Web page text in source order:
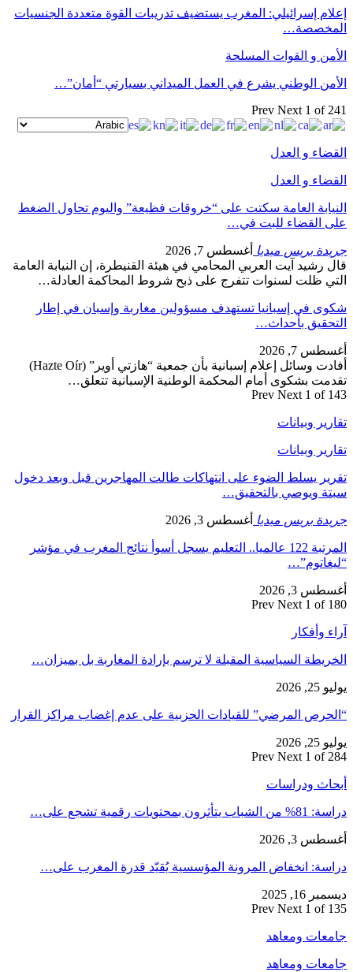
إعلام إسرائيلي: المغرب يستضيف تدريبات القوة متعددة الجنسيات
المخصصة…
الأمن و القوات المسلحة
الأمن الوطني يشرع في العمل الميداني بسيارتي “أمان”…
Prev Next 1 of 241
القضاء و العدل
القضاء و العدل
النيابة العامة سكتت على “خروقات فظيعة” واليوم تحاول الضغط
على القضاء للبت في…
جريدة بريس ميديا أغسطس 7, 2026
قال رشيد آيت العربي المحامي في هيئة القنيطرة، إن النيابة العامة
التي ظلت لسنوات تتفرج على ذبح شروط المحاكمة العادلة…
شكوى في إسبانيا تستهدف مسؤولين مغاربة وإسبان في إطار
التحقيق بأحداث…
أغسطس 7, 2026
أفادت وسائل إعلام إسبانية بأن جمعية “هازتي أوير” (Hazte Oír)
تقدمت بشكوى أمام المحكمة الوطنية الإسبانية تتعلق…
Prev Next 1 of 143
تقارير وبيانات
تقارير وبيانات
تقرير يسلط الضوء على انتهاكات طالت المهاجرين قبل وبعد دخول
سبتة ويوصي بالتحقيق…
جريدة بريس ميديا أغسطس 3, 2026
المرتبة 122 عالميا.. التعليم يسجل أسوأ نتائج المغرب في مؤشر
“ليغاتوم”…
أغسطس 3, 2026
Prev Next 1 of 180
آراء وأفكار
الخريطة السياسية المقبلة لا ترسم بإرادة المغاربة بل بميزان…
يوليو 25, 2026
“الحرص المرضي” للقيادات الحزبية على عدم إغضاب مراكز القرار
يوليو 25, 2026
Prev Next 1 of 284
أبحاث ودراسات
دراسة: 81% من الشباب يتأثرون بمحتويات رقمية تشجع على…
أغسطس 3, 2026
دراسة: انخفاض المرونة المؤسسية يُقيّد قدرة المغرب على…
ديسمبر 16, 2025
Prev Next 1 of 135
جامعات ومعاهد
جامعات ومعاهد